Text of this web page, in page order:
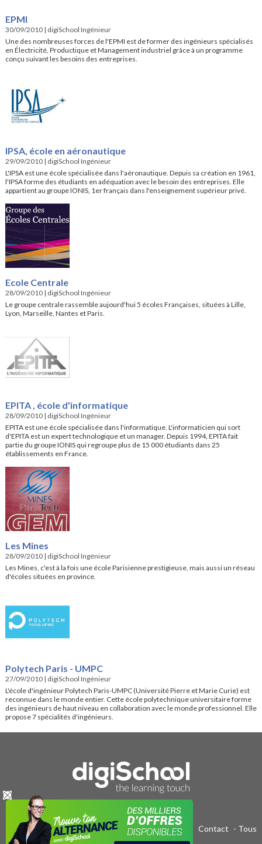
EPMI
30/09/2010| digiSchool Ingénieur
Une des nombreuses forces de l'EPMI est de former des ingénieurs spécialisés
en Électricité, Productique et Management industriel grâce à un programme
conçu suivant les besoins des entreprises.
IPSA, école en aéronautique
29/09/2010| digiSchool Ingénieur
L'IPSA est une école spécialisée dans l'aéronautique. Depuis sa création en 1961,
l'IPSA forme des étudiants en adéquation avec le besoin des entreprises. Elle
appartient au groupe IONIS, 1er français dans l'enseignement supérieur privé.
Ecole Centrale
28/09/2010| digiSchool Ingénieur
Le groupe centrale rassemble aujourd'hui 5 écoles Françaises, situées à Lille,
Lyon, Marseille, Nantes et Paris.
EPITA , école d'informatique
28/09/2010| digiSchool Ingénieur
EPITA est une école spécialisée dans l'informatique. L'informaticien qui sort
d'EPITA est un expert technologique et un manager. Depuis 1994, EPITA fait
partie du groupe IONIS qui regroupe plus de 15 000 étudiants dans 25
établissements en France.
Les Mines
28/09/2010| digiSchool Ingénieur
Les Mines, c'est à la fois une école Parisienne prestigieuse, mais aussi un réseau
d'écoles situées en province.
Polytech Paris - UMPC
27/09/2010| digiSchool Ingénieur
L'école d'ingénieur Polytech Paris-UMPC (Université Pierre et Marie Curie) est
reconnue dans le monde entier. Cette école polytechnique universitaire forme
des ingénieurs de haut niveau en collaboration avec le monde professionnel. Elle
propose 7 spécialités d'ingénieurs.
Publicité sur le réseau digiSchool - C.G.U/C.G.V Contact - Tous
droits réservés 2011-2020